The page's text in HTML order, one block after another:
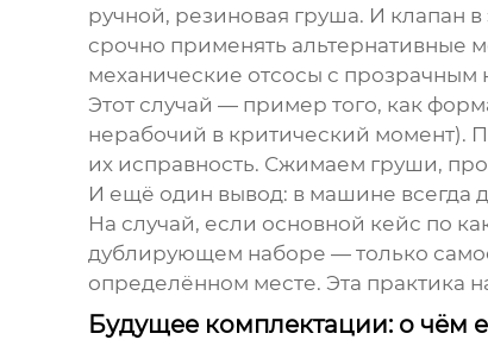
ручной, резиновая груша. И клапан
срочно применять альтернативные
механические отсосы с
Этот случай — пример того, как
нерабочий в критический момент).
их исправность. Сжимаем груши,
И ещё один вывод: в машине всегда
На случай, если основной кейс по
дублирующем наборе — только
определённом месте. Эта практика
Будущее комплектации: о чём